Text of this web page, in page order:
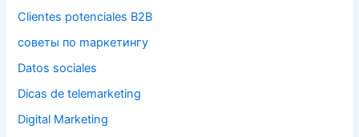
Clientes potenciales B2B
cоветы по mаркетингу
Datos sociales
Dicas de telemarketing
Digital Marketing